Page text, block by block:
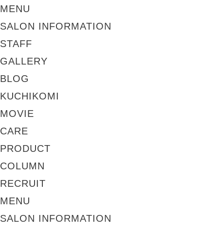
MENU
SALON INFORMATION
STAFF
GALLERY
BLOG
KUCHIKOMI
MOVIE
CARE
PRODUCT
COLUMN
RECRUIT
MENU
SALON INFORMATION